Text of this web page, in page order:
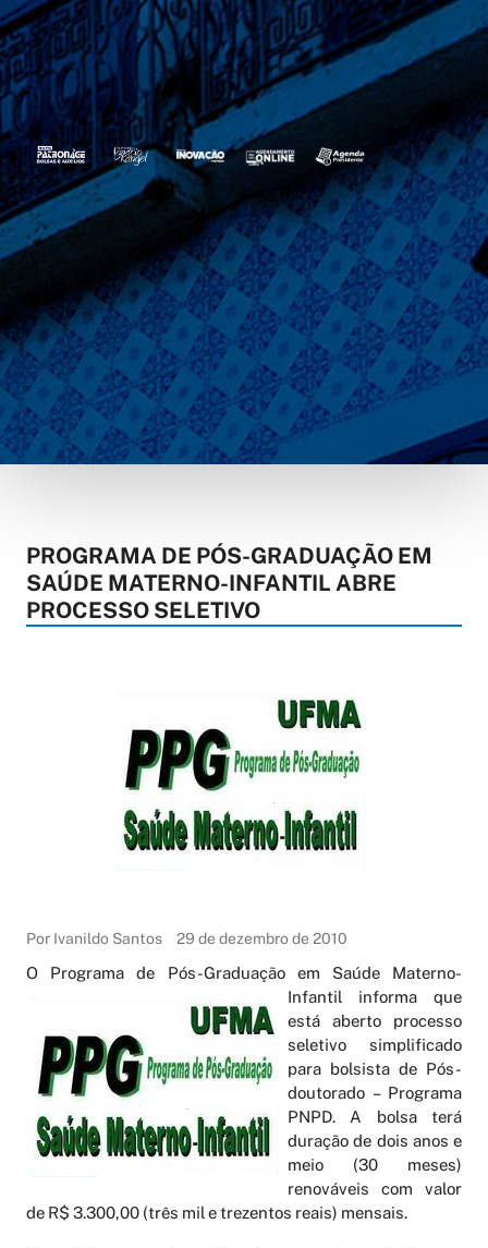
PROGRAMA DE PÓS-GRADUAÇÃO EM
SAÚDE MATERNO-INFANTIL ABRE
PROCESSO SELETIVO
Por Ivanildo Santos 29 de dezembro de 2010
O Programa de Pós-Graduação em Saúde Materno-
Infantil informa que
está aberto processo
seletivo simplificado
para bolsista de Pós-
doutorado – Programa
PNPD. A bolsa terá
duração de dois anos e
meio (30 meses)
renováveis com valor
de R$ 3.300,00 (três mil e trezentos reais) mensais.